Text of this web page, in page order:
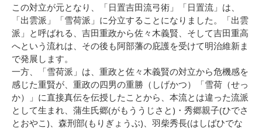
この対立が元となり、「日置吉田流弓術」「日置流」は、
「出雲派」「雪荷派」に分立することになりました。「出雲
派」と呼ばれる、吉田重政から佐々木義賢、そして吉田重高
へという流れは、その後も阿部藩の庇護を受けて明治維新ま
で発展します。
一方、「雪荷派」は、重政と佐々木義賢の対立から危機感を
感じた重賢が、重政の四男の重勝（しげかつ）「雪荷（せっ
か）」に直接真伝を伝授したことから、本流とは違った流派
として生まれ、蒲生氏郷(がもううじさと)・秀郷親子(ひでさ
とおやこ)、森刑部(もりぎょうぶ)、羽柴秀長(はしばひでな